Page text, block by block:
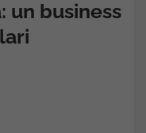
un business